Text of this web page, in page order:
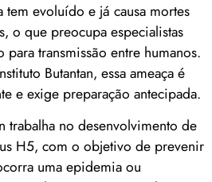
evoluído e já causa mortes
o que preocupa especialistas
transmissão entre humanos.
Butantan, essa ameaça é
e exige preparação antecipada.
trabalha no desenvolvimento de
H5, com o objetivo de prevenir
uma epidemia ou